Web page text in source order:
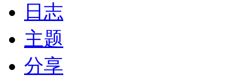
日志
主题
分享